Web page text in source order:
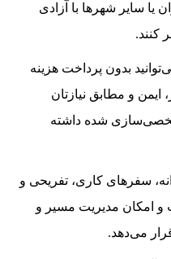
یا سایر شهرها با آزادی
کنند.
بدون پرداخت هزینه
ایمن و مطابق نیازتان
شخصی‌سازی شده داشته
سفرهای کاری، تفریحی و
امکان مدیریت مسیر و
می‌دهد.